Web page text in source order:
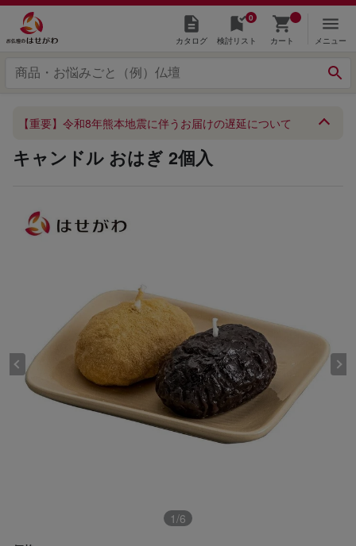
カタログ
0
検討リスト カート メニュー
【重要】令和8年熊本地震に伴うお届けの遅延について
キャンドル おはぎ 2個入
1/6